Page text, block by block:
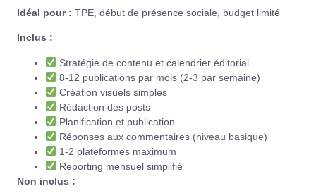
Idéal pour : TPE, début de présence sociale, budget limité
Inclus :
Stratégie de contenu et calendrier éditorial
8-12 publications par mois (2-3 par semaine)
Création visuels simples
Rédaction des posts
Planification et publication
Réponses aux commentaires (niveau basique)
1-2 plateformes maximum
Reporting mensuel simplifié
Non inclus :